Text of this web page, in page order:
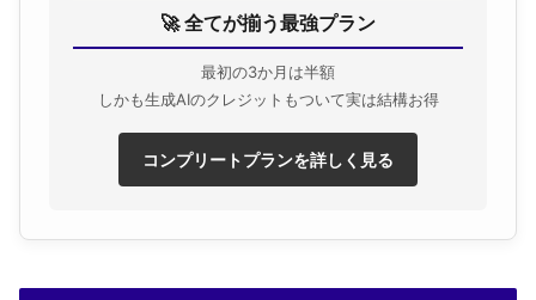
🚀 全てが揃う最強プラン
最初の3か月は半額
しかも生成AIのクレジットもついて実は結構お得
コンプリートプランを詳しく見る